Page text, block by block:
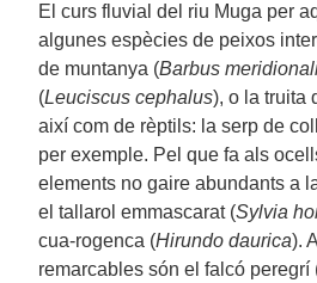
El curs fluvial del riu Muga per
algunes espècies de peixos
de muntanya (Barbus
(Leuciscus cephalus), o la truita
així com de rèptils: la serp de
per exemple. Pel que fa als
elements no gaire abundants a
el tallarol emmascarat (Sylvia
cua-rogenca (Hirundo daurica).
remarcables són el falcó peregrí